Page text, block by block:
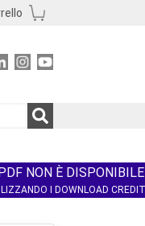
NON È DISPONIBILE
I DOWNLOAD CREDIT